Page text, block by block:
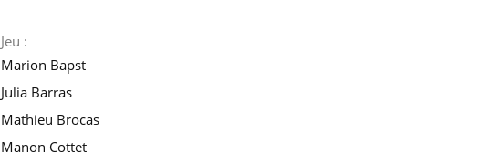
Jeu :
Marion Bapst
Julia Barras
Mathieu Brocas
Manon Cottet